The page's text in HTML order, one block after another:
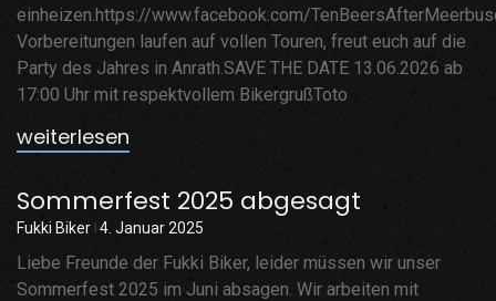
einheizen.https://www.facebook.com/
Vorbereitungen laufen auf vollen Touren, freut euch auf die
Party des Jahres in Anrath.SAVE THE DATE 13.06.2026 ab
17:00 Uhr mit respektvollem BikergrußToto
weiterlesen
Sommerfest 2025 abgesagt
Fukki Biker 4. Januar 2025
Liebe Freunde der Fukki Biker, leider müssen wir unser
Sommerfest 2025 im Juni absagen. Wir arbeiten mit